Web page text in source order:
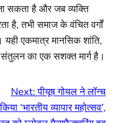
सकता है और जब व्यक्ति
है, तभी समाज के वंचित वर्गों
एकमात्र मानसिक शांति,
संतुलन का एक सशक्त मार्ग है।
Next:पीयूष गोयल ने लॉन्च
किया ‘भारतीय व्यापार महोत्सव’,